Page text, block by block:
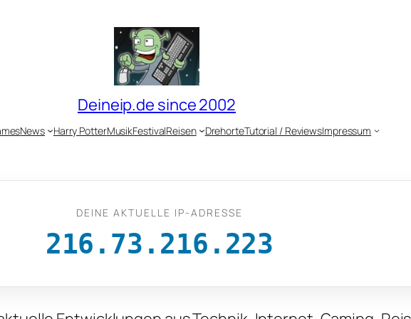
Deineip.de since 2002
News Harry PotterMusikFestivalReisen DrehorteTutorial / ReviewsImpressum
DEINE AKTUELLE IP-ADRESSE
216.73.216.223